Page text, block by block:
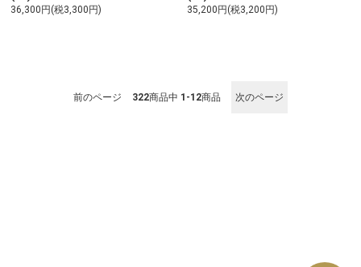
36,300円(税3,300円) 35,200円(税3,200円)
前のページ 322商品中 1-12商品 次のページ